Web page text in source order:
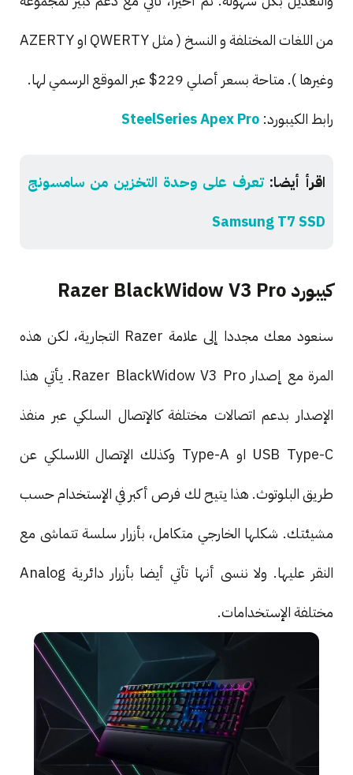
من اللغات المختلفة و النسخ ( مثل QWERTY او AZERTY
وغيرها ). متاحة بسعر أصلي 229$ عبر الموقع الرسمي لها.
رابط الكيبورد:
اقرأ أيضا:تعرف على وحدة التخزين من سامسونج
Samsung T7 SSD
كيبورد Razer BlackWidow V3 Pro
سنعود معك مجددا إلى علامة Razer التجارية، لكن هذه
المرة مع إصدار Razer BlackWidow V3 Pro. يأتي هذا
الإصدار بدعم اتصالات مختلفة كالإتصال السلكي عبر منفذ
USB Type-C او Type-A وكذلك الإتصال اللاسلكي عن
طريق البلوتوث. هذا يتيح لك فرص أكبر في الإستخدام حسب
مشيئتك. شكلها الخارجي متكامل، بأزرار سلسة تتماشى مع
النقر عليها. ولا ننسى أنها تأتي أيضا بأزرار دائرية Analog
مختلفة الإستخدامات.